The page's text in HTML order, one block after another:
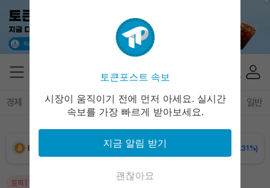
경제 마켓 정책 정치 인사이트 브리핑 속보 일반
Solana (SOL) (+2.10%)
Dogecoin (DOGE) ₩
Bitcoin (BTC) (-0.31%)
토픽 TOKEN WATCH 암호화폐
토큰포스트 속보
시장이 움직이기 전에 먼저 아세요. 실시간
속보를 가장 빠르게 받아보세요.
지금 알림 받기
괜찮아요